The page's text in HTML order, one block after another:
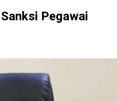
Pegawai